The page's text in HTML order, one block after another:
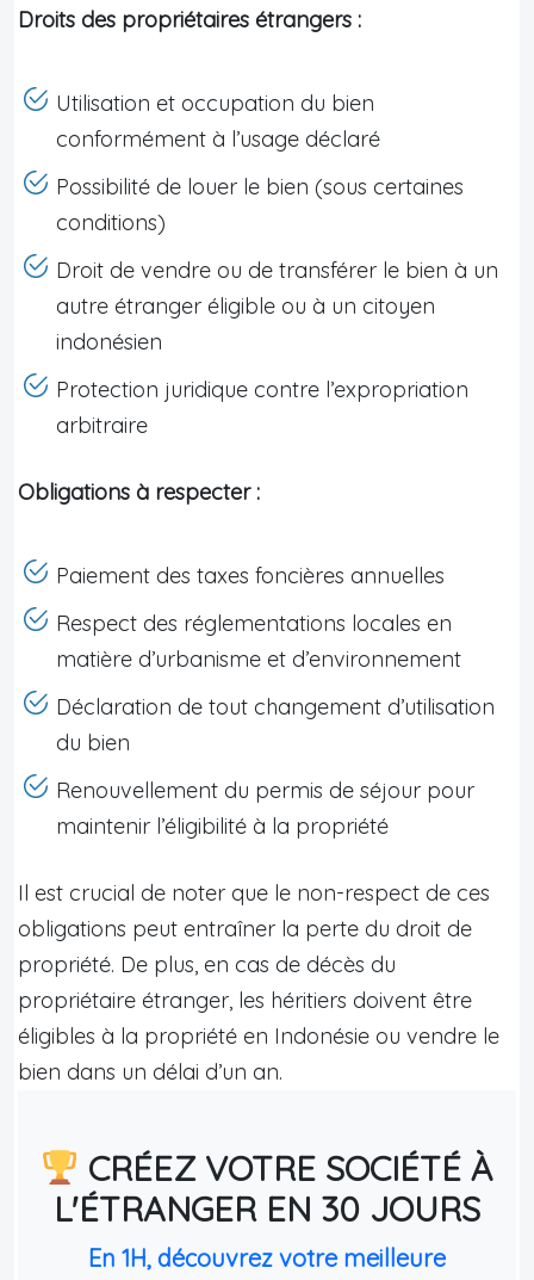
Droits des propriétaires étrangers :
Utilisation et occupation du bien
conformément à l’usage déclaré
Possibilité de louer le bien (sous certaines
conditions)
Droit de vendre ou de transférer le bien à un
autre étranger éligible ou à un citoyen
indonésien
Protection juridique contre l’expropriation
arbitraire
Obligations à respecter :
Paiement des taxes foncières annuelles
Respect des réglementations locales en
matière d’urbanisme et d’environnement
Déclaration de tout changement d’utilisation
du bien
Renouvellement du permis de séjour pour
maintenir l’éligibilité à la propriété
Il est crucial de noter que le non-respect de ces
obligations peut entraîner la perte du droit de
propriété. De plus, en cas de décès du
propriétaire étranger, les héritiers doivent être
éligibles à la propriété en Indonésie ou vendre le
bien dans un délai d’un an.
CRÉEZ VOTRE SOCIÉTÉ À
L'ÉTRANGER EN 30 JOURS
En 1H, découvrez votre meilleure